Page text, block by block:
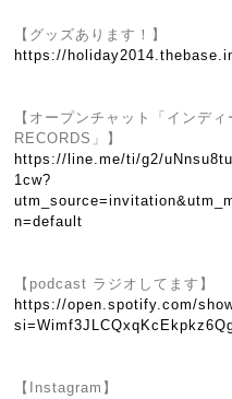
【グッズあります！】
https://
【オープンチャット「インデ
RECORDS」】
https://line.me/ti/g2/
1cw?
n=default
【podcast ラジオしてます】
https://open.spotify.com/
【Instagram】